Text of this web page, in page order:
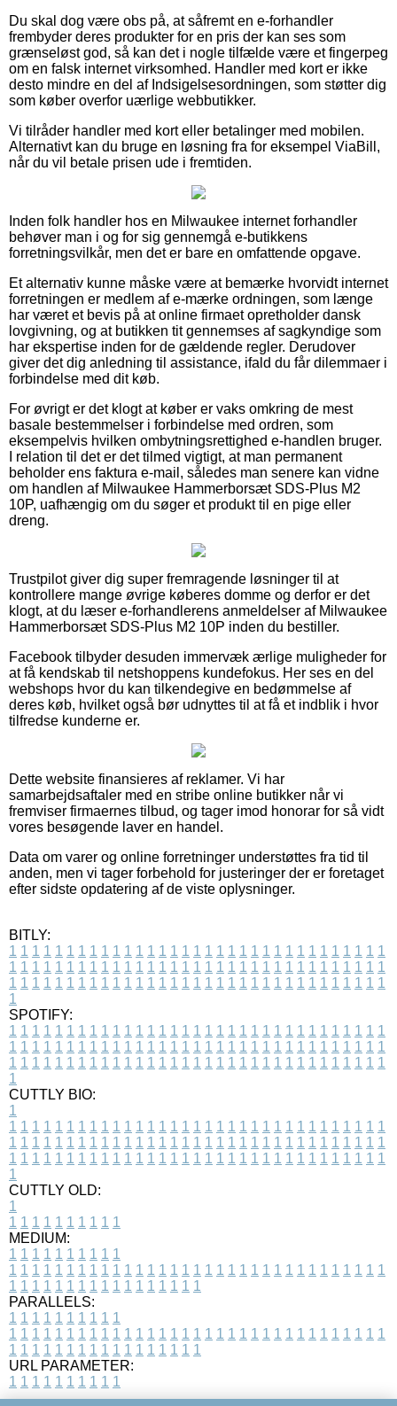
Du skal dog være obs på, at såfremt en e-forhandler
frembyder deres produkter for en pris der kan ses som
grænseløst god, så kan det i nogle tilfælde være et fingerpeg
om en falsk internet virksomhed. Handler med kort er ikke
desto mindre en del af Indsigelsesordningen, som støtter dig
som køber overfor uærlige webbutikker.
Vi tilråder handler med kort eller betalinger med mobilen.
Alternativt kan du bruge en løsning fra for eksempel ViaBill,
når du vil betale prisen ude i fremtiden.
Inden folk handler hos en Milwaukee internet forhandler
behøver man i og for sig gennemgå e-butikkens
forretningsvilkår, men det er bare en omfattende opgave.
Et alternativ kunne måske være at bemærke hvorvidt internet
forretningen er medlem af e-mærke ordningen, som længe
har været et bevis på at online firmaet opretholder dansk
lovgivning, og at butikken tit gennemses af sagkyndige som
har ekspertise inden for de gældende regler. Derudover
giver det dig anledning til assistance, ifald du får dilemmaer i
forbindelse med dit køb.
For øvrigt er det klogt at køber er vaks omkring de mest
basale bestemmelser i forbindelse med ordren, som
eksempelvis hvilken ombytningsrettighed e-handlen bruger.
I relation til det er det tilmed vigtigt, at man permanent
beholder ens faktura e-mail, således man senere kan vidne
om handlen af Milwaukee Hammerborsæt SDS-Plus M2
10P, uafhængig om du søger et produkt til en pige eller
dreng.
Trustpilot giver dig super fremragende løsninger til at
kontrollere mange øvrige køberes domme og derfor er det
klogt, at du læser e-forhandlerens anmeldelser af Milwaukee
Hammerborsæt SDS-Plus M2 10P inden du bestiller.
Facebook tilbyder desuden immervæk ærlige muligheder for
at få kendskab til netshoppens kundefokus. Her ses en del
webshops hvor du kan tilkendegive en bedømmelse af
deres køb, hvilket også bør udnyttes til at få et indblik i hvor
tilfredse kunderne er.
Dette website finansieres af reklamer. Vi har
samarbejdsaftaler med en stribe online butikker når vi
fremviser firmaernes tilbud, og tager imod honorar for så vidt
vores besøgende laver en handel.
Data om varer og online forretninger understøttes fra tid til
anden, men vi tager forbehold for justeringer der er foretaget
efter sidste opdatering af de viste oplysninger.
BITLY:
1 1 1 1 1 1 1 1 1 1 1 1 1 1 1 1 1 1 1 1 1 1 1 1 1 1 1 1 1 1 1 1 1
1 1 1 1 1 1 1 1 1 1 1 1 1 1 1 1 1 1 1 1 1 1 1 1 1 1 1 1 1 1 1 1 1
1 1 1 1 1 1 1 1 1 1 1 1 1 1 1 1 1 1 1 1 1 1 1 1 1 1 1 1 1 1 1 1 1
1
SPOTIFY:
1 1 1 1 1 1 1 1 1 1 1 1 1 1 1 1 1 1 1 1 1 1 1 1 1 1 1 1 1 1 1 1 1
1 1 1 1 1 1 1 1 1 1 1 1 1 1 1 1 1 1 1 1 1 1 1 1 1 1 1 1 1 1 1 1 1
1 1 1 1 1 1 1 1 1 1 1 1 1 1 1 1 1 1 1 1 1 1 1 1 1 1 1 1 1 1 1 1 1
1
CUTTLY BIO:
1
1 1 1 1 1 1 1 1 1 1 1 1 1 1 1 1 1 1 1 1 1 1 1 1 1 1 1 1 1 1 1 1 1
1 1 1 1 1 1 1 1 1 1 1 1 1 1 1 1 1 1 1 1 1 1 1 1 1 1 1 1 1 1 1 1 1
1 1 1 1 1 1 1 1 1 1 1 1 1 1 1 1 1 1 1 1 1 1 1 1 1 1 1 1 1 1 1 1 1
1
CUTTLY OLD:
1
1 1 1 1 1 1 1 1 1 1
MEDIUM:
1 1 1 1 1 1 1 1 1 1
1 1 1 1 1 1 1 1 1 1 1 1 1 1 1 1 1 1 1 1 1 1 1 1 1 1 1 1 1 1 1 1 1
1 1 1 1 1 1 1 1 1 1 1 1 1 1 1 1 1
PARALLELS:
1 1 1 1 1 1 1 1 1 1
1 1 1 1 1 1 1 1 1 1 1 1 1 1 1 1 1 1 1 1 1 1 1 1 1 1 1 1 1 1 1 1 1
1 1 1 1 1 1 1 1 1 1 1 1 1 1 1 1 1
URL PARAMETER:
1 1 1 1 1 1 1 1 1 1